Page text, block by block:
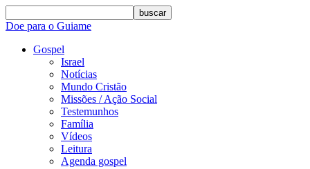
buscar
Doe para o Guiame
Gospel
Israel
Notícias
Mundo Cristão
Missões / Ação Social
Testemunhos
Família
Vídeos
Leitura
Agenda gospel